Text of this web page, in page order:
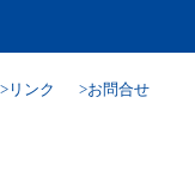
リンク お問合せ